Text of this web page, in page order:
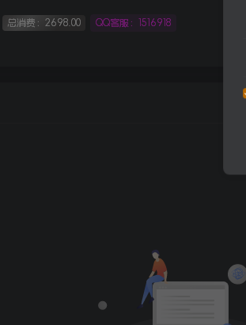
总消费：2698.00 QQ客服：1516918